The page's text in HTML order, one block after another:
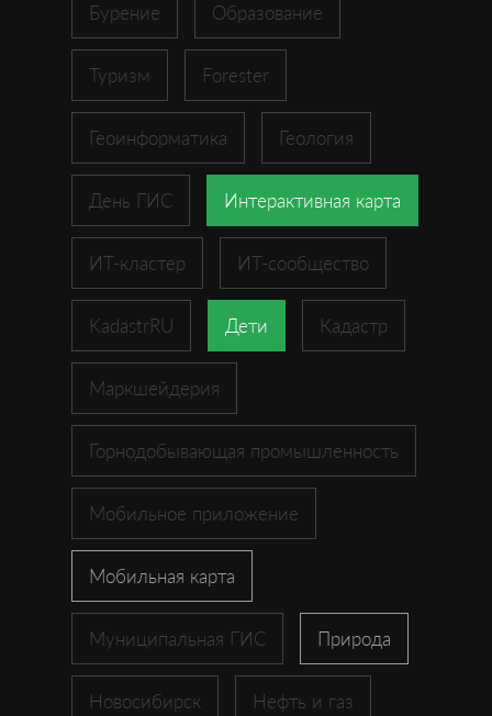
Бурение Образование
Туризм Forester
Геоинформатика Геология
День ГИС Интерактивная карта
ИТ-кластер ИТ-сообщество
KadastrRU Дети Кадастр
Маркшейдерия
Горнодобывающая промышленность
Мобильное приложение
Мобильная карта
Муниципальная ГИС Природа
Новосибирск Нефть и газ